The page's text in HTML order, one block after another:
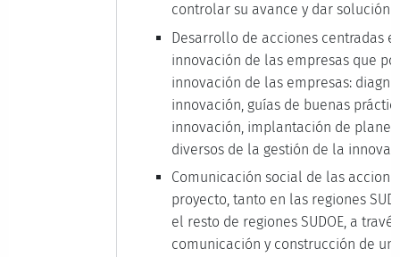
controlar su avance y dar solución
Desarrollo de acciones centradas
innovación de las empresas que
innovación de las empresas:
innovación, guías de buenas
innovación, implantación de
diversos de la gestión de la
Comunicación social de las
proyecto, tanto en las regiones
el resto de regiones SUDOE, a
comunicación y construcción de